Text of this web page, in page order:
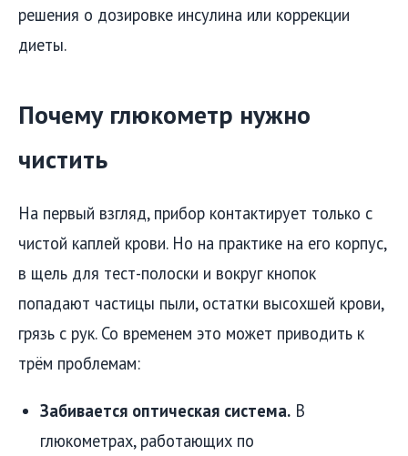
решения о дозировке инсулина или коррекции
диеты.
Почему глюкометр нужно
чистить
На первый взгляд, прибор контактирует только с
чистой каплей крови. Но на практике на его корпус,
в щель для тест-полоски и вокруг кнопок
попадают частицы пыли, остатки высохшей крови,
грязь с рук. Со временем это может приводить к
трём проблемам:
Забивается оптическая система. В
глюкометрах, работающих по